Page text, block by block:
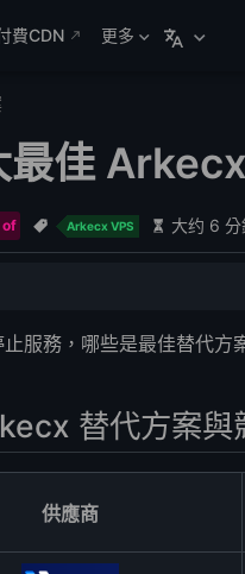
費CDN 更多
佳
of Arkecx VPS 大约 6 分
服務，哪些是最佳替代方
替代方案與
供應商